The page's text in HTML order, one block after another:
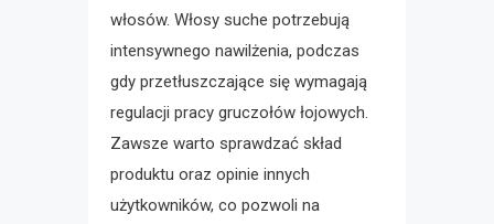
włosów. Włosy suche potrzebują
intensywnego nawilżenia, podczas
gdy przetłuszczające się wymagają
regulacji pracy gruczołów łojowych.
Zawsze warto sprawdzać skład
produktu oraz opinie innych
użytkowników, co pozwoli na